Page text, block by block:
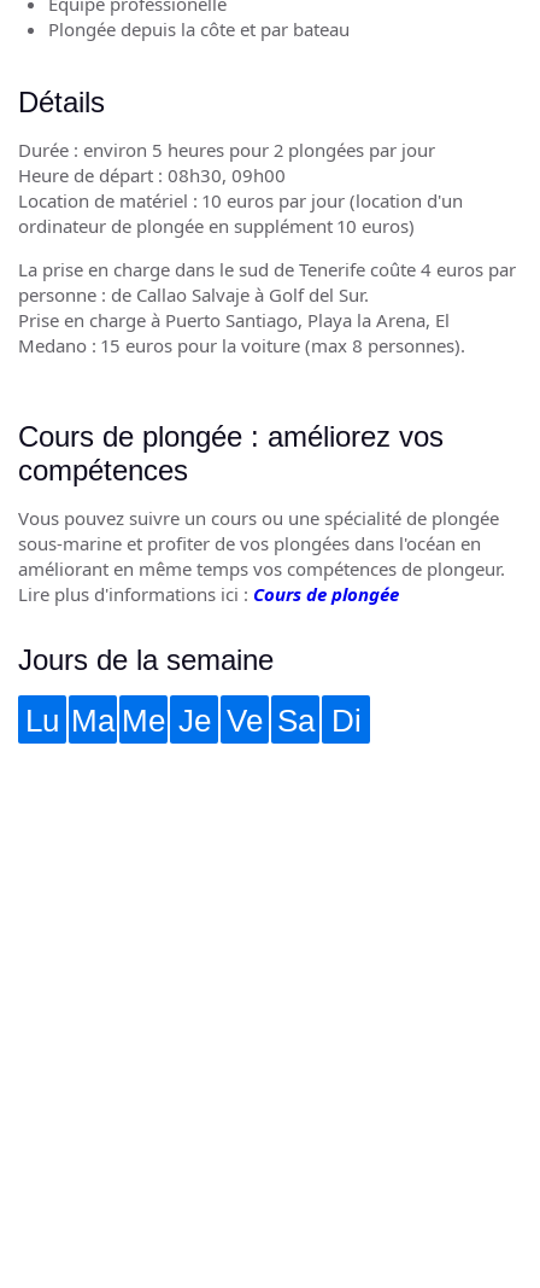
Plongée depuis la côte et par bateau
Détails
Durée : environ 5 heures pour 2 plongées par jour
Heure de départ : 08h30, 09h00
Location de matériel : 10 euros par jour (location d'un
ordinateur de plongée en supplément 10 euros)
La prise en charge dans le sud de Tenerife coûte 4 euros par
personne : de Callao Salvaje à Golf del Sur.
Prise en charge à Puerto Santiago, Playa la Arena, El
Medano : 15 euros pour la voiture (max 8 personnes).
Cours de plongée : améliorez vos
compétences
Vous pouvez suivre un cours ou une spécialité de plongée
sous-marine et profiter de vos plongées dans l'océan en
améliorant en même temps vos compétences de plongeur.
Lire plus d'informations ici : Cours de plongée
Jours de la semaine
Lu Ma Me Je Ve Sa Di